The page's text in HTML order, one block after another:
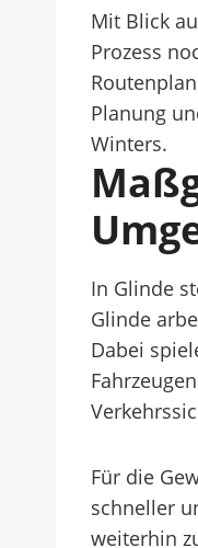
Mit Blick
Prozess
Planung
Winters.
In Glinde
Glinde
Dabei
Für die
schneller
weiterhin